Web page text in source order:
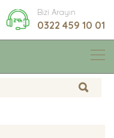
Bizi Arayın
0322 459 10 01